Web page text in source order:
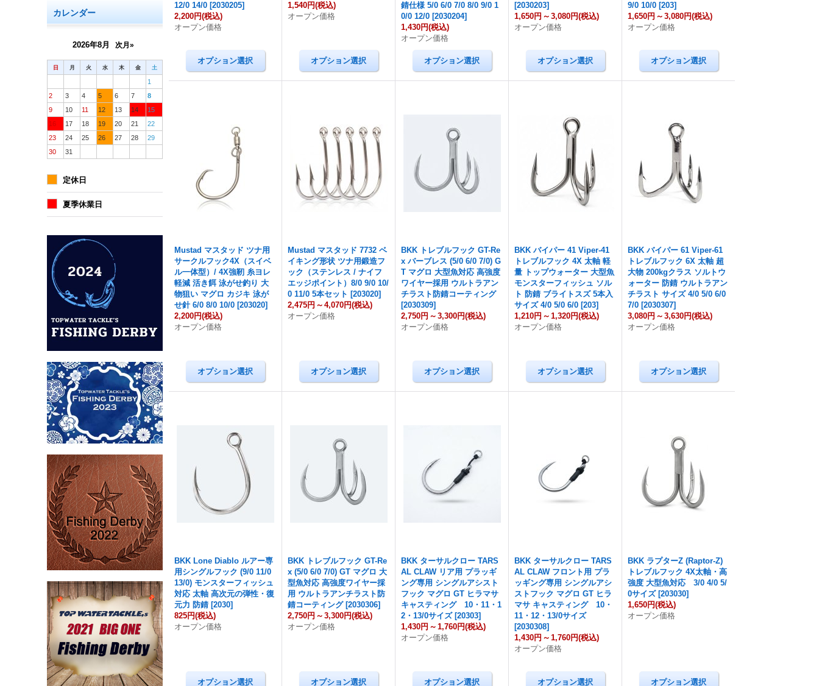
カレンダー
2026年8月 次月»
日 月 火 水 木 金 土
1
2
3 4 5 6 7
8
9
10 11 12 13 14
15
16
17 18 19 20 21
22
23
24 25 26 27 28
29
30
31
定休日
夏季休業日
12/0 14/0 [2030205]
2,200円(税込)
オープン価格
1,540円(税込)
オープン価格
錆仕様 5/0 6/0 7/0 8/0 9/0 1
0/0 12/0 [2030204]
1,430円(税込)
オープン価格
[2030203]
1,650円 ～ 3,080円(税込)
オープン価格
9/0 10/0 [203]
1,650円 ～ 3,080円(税込)
オープン価格
Mustad マスタッド ツナ用
サークルフック4X（スイベ
ル一体型）/ 4X強靭 糸ヨレ
軽減 活き餌 泳がせ釣り 大
物狙い マグロ カジキ 泳が
せ針 6/0 8/0 10/0 [203020]
2,200円(税込)
オープン価格
Mustad マスタッド 7732 ベ
イキング形状 ツナ用鍛造フ
ック（ステンレス / ナイフ
エッジポイント）8/0 9/0 10/
0 11/0 5本セット [203020]
2,475円 ～ 4,070円(税込)
オープン価格
BKK トレブルフック GT-Re
x バーブレス (5/0 6/0 7/0) G
T マグロ 大型魚対応 高強度
ワイヤー採用 ウルトラアン
チラスト防錆コーティング
[2030309]
2,750円 ～ 3,300円(税込)
オープン価格
BKK バイパー 41 Viper-41
トレブルフック 4X 太軸 軽
量 トップウォーター 大型魚
モンスターフィッシュ ソル
ト 防錆 ブライトスズ 5本入
サイズ 4/0 5/0 6/0 [203]
1,210円 ～ 1,320円(税込)
オープン価格
BKK バイパー 61 Viper-61
トレブルフック 6X 太軸 超
大物 200kgクラス ソルトウ
ォーター 防錆 ウルトラアン
チラスト サイズ 4/0 5/0 6/0
7/0 [2030307]
3,080円 ～ 3,630円(税込)
オープン価格
BKK Lone Diablo ルアー専
用シングルフック (9/0 11/0
13/0) モンスターフィッシュ
対応 太軸 高次元の弾性・復
元力 防錆 [2030]
825円(税込)
オープン価格
BKK トレブルフック GT-Re
x (5/0 6/0 7/0) GT マグロ 大
型魚対応 高強度ワイヤー採
用 ウルトラアンチラスト防
錆コーティング [2030306]
2,750円 ～ 3,300円(税込)
オープン価格
BKK ターサルクロー TARS
AL CLAW リア用 プラッギ
ング専用 シングルアシスト
フック マグロ GT ヒラマサ
キャスティング 10・11・1
2・13/0サイズ [20303]
1,430円 ～ 1,760円(税込)
オープン価格
BKK ターサルクロー TARS
AL CLAW フロント用 プラ
ッギング専用 シングルアシ
ストフック マグロ GT ヒラ
マサ キャスティング 10・
11・12・13/0サイズ
[2030308]
1,430円 ～ 1,760円(税込)
オープン価格
BKK ラプターZ (Raptor-Z)
トレブルフック 4X太軸・高
強度 大型魚対応 3/0 4/0 5/
0サイズ [203030]
1,650円(税込)
オープン価格